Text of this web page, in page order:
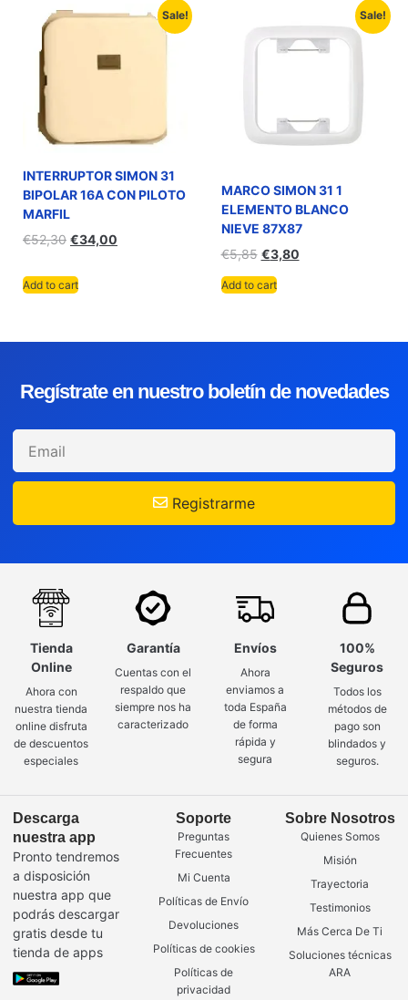
Sale!
INTERRUPTOR SIMON 31
BIPOLAR 16A CON PILOTO
MARFIL
€52,30 €34,00
Add to cart
Sale!
MARCO SIMON 31 1
ELEMENTO BLANCO
NIEVE 87X87
€5,85 €3,80
Add to cart
Regístrate en nuestro boletín de novedades
Registrarme
Tienda
Online
Ahora con
nuestra tienda
online disfruta
de descuentos
especiales
Garantía
Cuentas con el
respaldo que
siempre nos ha
caracterizado
Envíos
Ahora
enviamos a
toda España
de forma
rápida y
segura
100%
Seguros
Todos los
métodos de
pago son
blindados y
seguros.
Descarga
nuestra app
Pronto tendremos
a disposición
nuestra app que
podrás descargar
gratis desde tu
tienda de apps
Soporte
Preguntas
Frecuentes
Mi Cuenta
Políticas de Envío
Devoluciones
Políticas de cookies
Políticas de
privacidad
Sobre Nosotros
Quienes Somos
Misión
Trayectoria
Testimonios
Más Cerca De Ti
Soluciones técnicas
ARA